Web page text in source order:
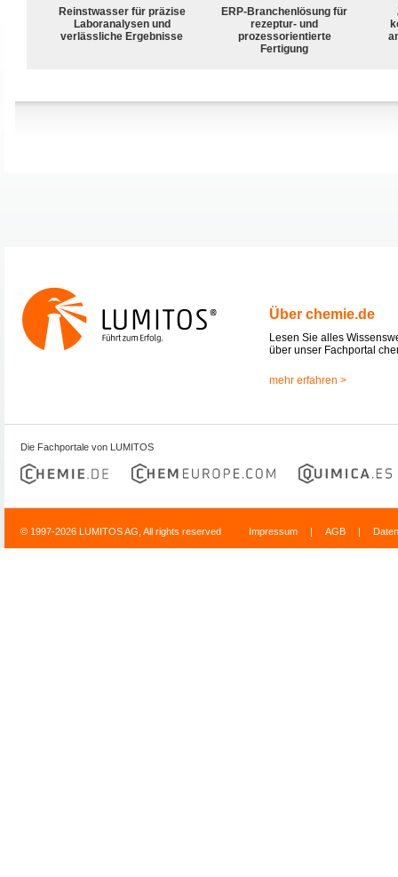
Reinstwasser für präzise
Laboranalysen und
verlässliche Ergebnisse
ERP-Branchenlösung für
rezeptur- und
prozessorientierte
Fertigung
Über chemie.de
Lesen Sie alles
über unser Fachportal
mehr erfahren >
Die Fachportale von LUMITOS
© 1997-2026 LUMITOS AG, All rights reserved Impressum | AGB |